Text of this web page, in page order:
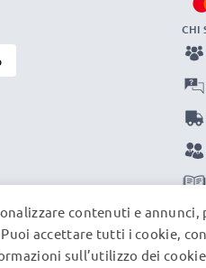
CHI
contenuti e
accettare tutti i cookie,
sull’utilizzo dei